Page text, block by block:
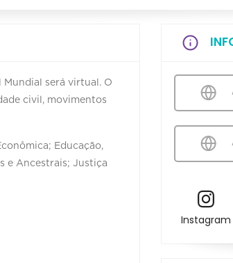
Mundial será virtual. O
civil, movimentos
Educação,
e Ancestrais; Justiça
Instagram